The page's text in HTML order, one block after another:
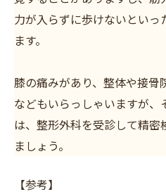
力が入らずに歩けないとい
ます。
膝の痛みがあり、整体や接
などもいらっしゃいますが
は、整形外科を受診して精
ましょう。
【参考】